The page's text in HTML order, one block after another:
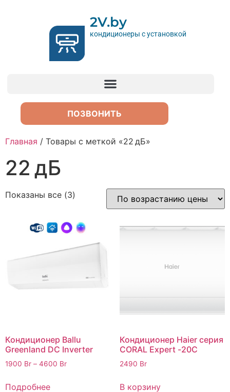
2V.by
кондиционеры с установкой
ПОЗВОНИТЬ
Главная / Товары с меткой «22 дБ»
22 дБ
Показаны все (3)
Кондиционер Ballu
Greenland DC Inverter
1900 Br – 4600 Br
Подробнее
Кондиционер Haier cерия
CORAL Expert -20С
2490 Br
В корзину